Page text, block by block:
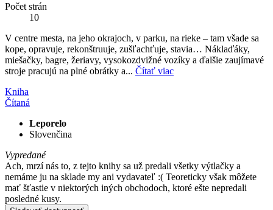
Počet strán
10
V centre mesta, na jeho okrajoch, v parku, na rieke – tam všade sa
kope, opravuje, rekonštruuje, zušľachťuje, stavia… Náklaďáky,
miešačky, bagre, žeriavy, vysokozdvižné vozíky a ďalšie zaujímavé
stroje pracujú na plné obrátky a... Čítať viac
Kniha
Čítaná
Leporelo
Slovenčina
Vypredané
Ach, mrzí nás to, z tejto knihy sa už predali všetky výtlačky a
nemáme ju na sklade my ani vydavateľ :( Teoreticky však môžete
mať šťastie v niektorých iných obchodoch, ktoré ešte nepredali
posledné kusy.